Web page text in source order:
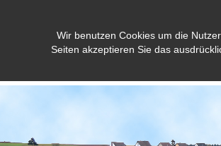
Wir benutzen Cookies um die
Seiten akzeptieren Sie das